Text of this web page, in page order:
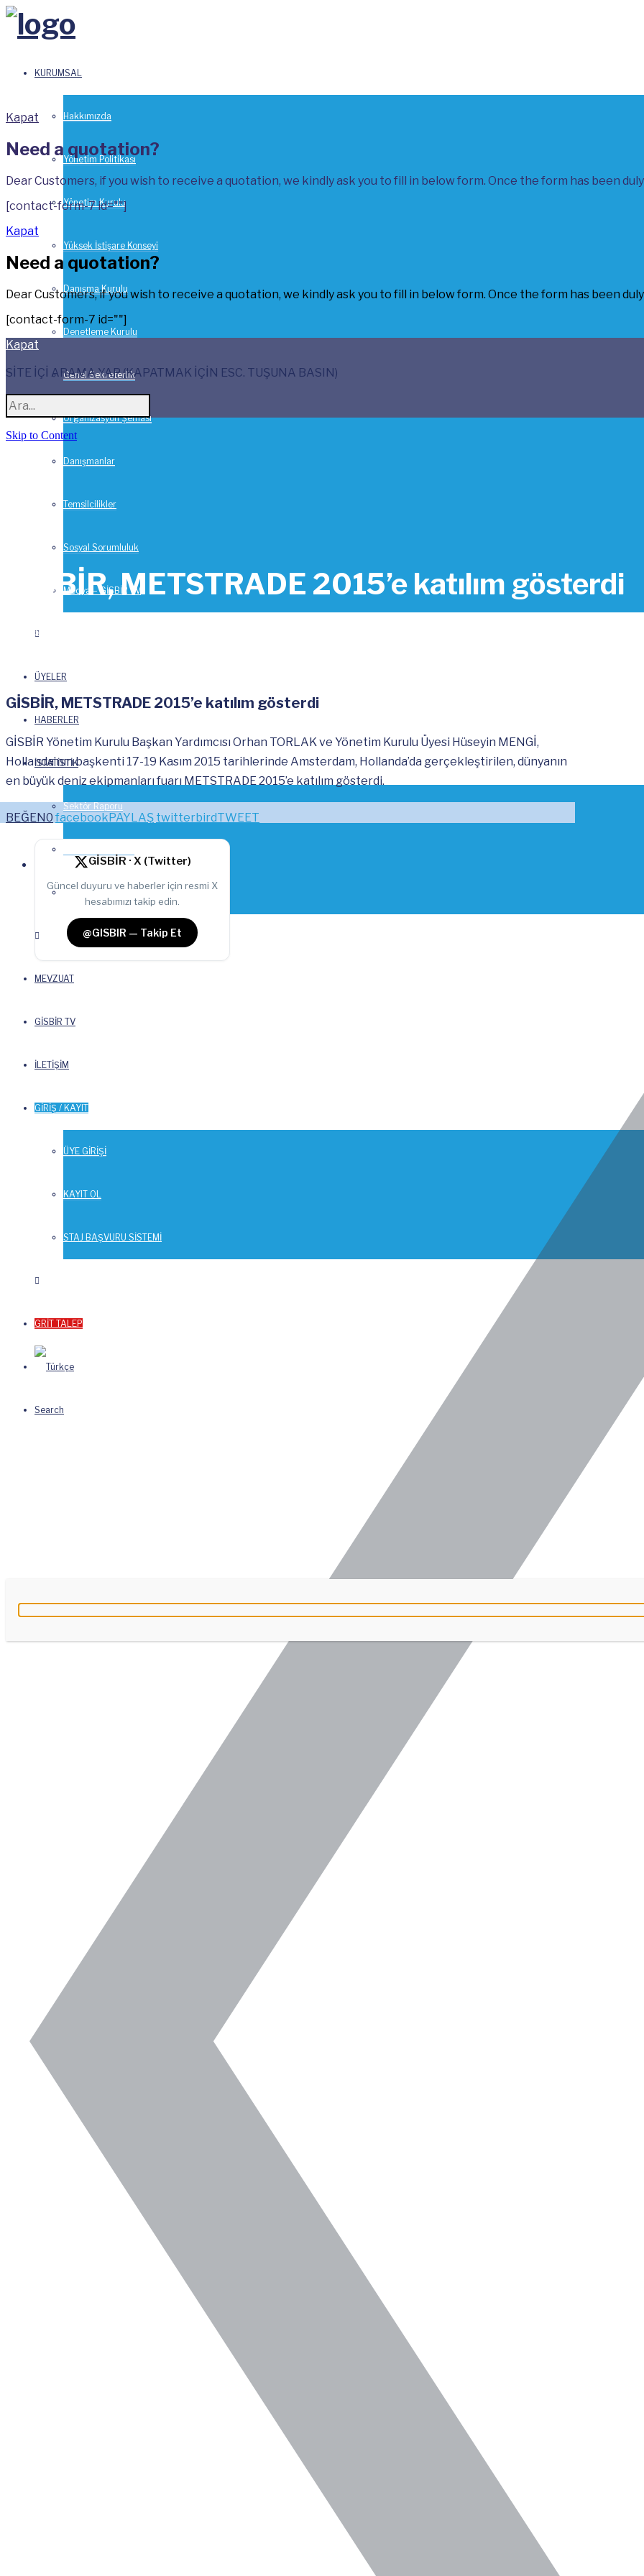
KURUMSAL
Hakkımızda
Yönetim Politikası
Yönetim Kurulu
Yüksek İstişare Konseyi
Danışma Kurulu
Denetleme Kurulu
Genel Sekreterlik
Organizasyon Şeması
Danışmanlar
Temsilcilikler
Sosyal Sorumluluk
Medya – GİSBİR TV
ÜYELER
HABERLER
İSTATİSTİK
Sektör Raporu
İhracat Rakamları
MEVZUAT
GİSBİR TV
İLETİŞİM
GİRİŞ / KAYIT
ÜYE GİRİŞİ
KAYIT OL
STAJ BAŞVURU SİSTEMİ
GRİT TALEP
Search
Kapat
Need a quotation?
Dear Customers, if you wish to receive a quotation, we kindly ask you to fill in below form. Once the form has been
[contact-form-7 id=""]
Kapat
Need a quotation?
Dear Customers, if you wish to receive a quotation, we kindly ask you to fill in below form. Once the form has been
[contact-form-7 id=""]
Kapat
SİTE İÇİ ARAMA YAP (KAPATMAK İÇİN ESC. TUŞUNA BASIN)
Skip to Content
GİSBİR, METSTRADE 2015’e katılım gösterdi
17 Kasım 2015-
GİSBİR, METSTRADE 2015’e katılım gösterdi
GİSBİR Yönetim Kurulu Başkan Yardımcısı Orhan TORLAK ve Yönetim Kurulu Üyesi Hüseyin MENGİ,
Hollanda’nın başkenti 17-19 Kasım 2015 tarihlerinde Amsterdam, Hollanda’da gerçekleştirilen, dünyanın
en büyük deniz ekipmanları fuarı METSTRADE 2015’e katılım gösterdi.
BEĞEN0 facebook PAYLAŞ twitterbirdTWEET
GİSBİR · X (Twitter)
Güncel duyuru ve haberler için resmi X
hesabımızı takip edin.
@GISBIR — Takip Et